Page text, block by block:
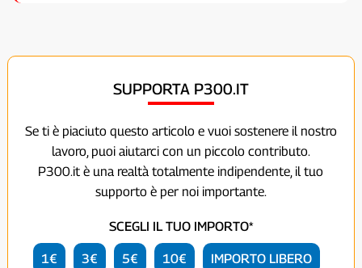
SUPPORTA P300.IT
Se ti è piaciuto questo articolo e vuoi sostenere il nostro
lavoro, puoi aiutarci con un piccolo contributo.
P300.it è una realtà totalmente indipendente, il tuo
supporto è per noi importante.
SCEGLI IL TUO IMPORTO*
1€ 3€ 5€ 10€ IMPORTO LIBERO